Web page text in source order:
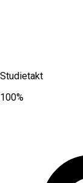
Studietakt
100%